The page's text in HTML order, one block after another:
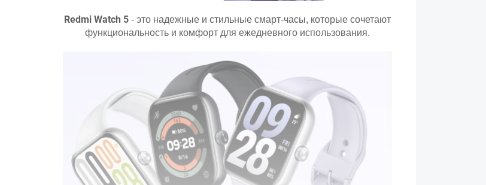
Redmi Watch 5 - это надежные и стильные смарт-часы, которые сочетают
функциональность и комфорт для ежедневного использования.